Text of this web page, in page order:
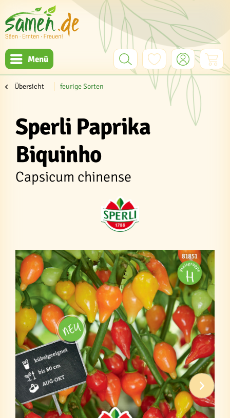
Menü
Übersicht feurige Sorten
Sperli Paprika
Biquinho
Capsicum chinense